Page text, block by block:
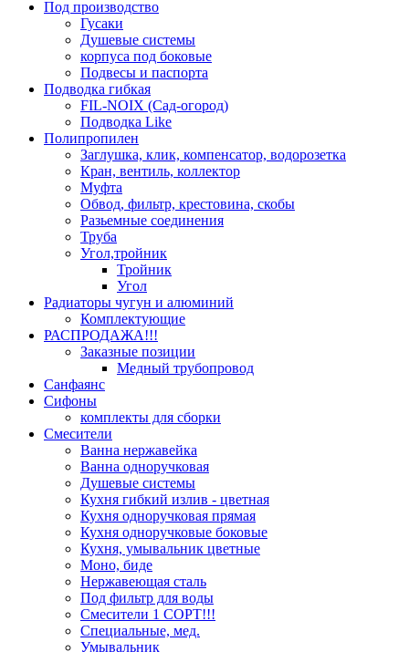
Под производство
Гусаки
Душевые системы
корпуса под боковые
Подвесы и паспорта
Подводка гибкая
FIL-NOIX (Сад-огород)
Подводка Like
Полипропилен
Заглушка, клик, компенсатор, водорозетка
Кран, вентиль, коллектор
Муфта
Обвод, фильтр, крестовина, скобы
Разьемные соединения
Труба
Угол,тройник
Тройник
Угол
Радиаторы чугун и алюминий
Комплектующие
РАСПРОДАЖА!!!
Заказные позиции
Медный трубопровод
Санфаянс
Сифоны
комплекты для сборки
Смесители
Ванна нержавейка
Ванна одноручковая
Душевые системы
Кухня гибкий излив - цветная
Кухня одноручковая прямая
Кухня одноручковые боковые
Кухня, умывальник цветные
Моно, биде
Нержавеющая сталь
Под фильтр для воды
Смесители 1 СОРТ!!!
Специальные, мед.
Умывальник